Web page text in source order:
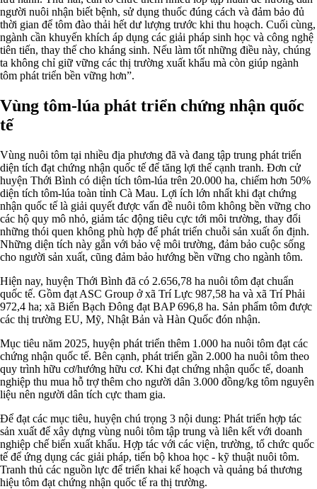
người nuôi nhận biết bệnh, sử dụng thuốc đúng cách và đảm bảo đủ
thời gian để tôm đào thải hết dư lượng trước khi thu hoạch. Cuối cùng,
ngành cần khuyến khích áp dụng các giải pháp sinh học và công nghệ
tiên tiến, thay thế cho kháng sinh. Nếu làm tốt những điều này, chúng
ta không chỉ giữ vững các thị trường xuất khẩu mà còn giúp ngành
tôm phát triển bền vững hơn”.
Vùng tôm-lúa phát triển chứng nhận quốc
tế
Vùng nuôi tôm tại nhiều địa phương đã và đang tập trung phát triển
diện tích đạt chứng nhận quốc tế để tăng lợi thế cạnh tranh. Đơn cử
huyện Thới Bình có diện tích tôm-lúa trên 20.000 ha, chiếm hơn 50%
diện tích tôm-lúa toàn tỉnh Cà Mau. Lợi ích lớn nhất khi đạt chứng
nhận quốc tế là giải quyết được vấn đề nuôi tôm không bền vững cho
các hộ quy mô nhỏ, giảm tác động tiêu cực tới môi trường, thay đổi
những thói quen không phù hợp để phát triển chuỗi sản xuất ổn định.
Những diện tích này gắn với bảo vệ môi trường, đảm bảo cuộc sống
cho người sản xuất, cũng đảm bảo hướng bền vững cho ngành tôm.
Hiện nay, huyện Thới Bình đã có 2.656,78 ha nuôi tôm đạt chuẩn
quốc tế. Gồm đạt ASC Group ở xã Trí Lực 987,58 ha và xã Trí Phải
972,4 ha; xã Biển Bạch Ðông đạt BAP 696,8 ha. Sản phẩm tôm được
các thị trường EU, Mỹ, Nhật Bản và Hàn Quốc đón nhận.
Mục tiêu năm 2025, huyện phát triển thêm 1.000 ha nuôi tôm đạt các
chứng nhận quốc tế. Bên cạnh, phát triển gần 2.000 ha nuôi tôm theo
quy trình hữu cơ/hướng hữu cơ. Khi đạt chứng nhận quốc tế, doanh
nghiệp thu mua hỗ trợ thêm cho người dân 3.000 đồng/kg tôm nguyên
liệu nên người dân tích cực tham gia.
Ðể đạt các mục tiêu, huyện chú trọng 3 nội dung: Phát triển hợp tác
sản xuất để xây dựng vùng nuôi tôm tập trung và liên kết với doanh
nghiệp chế biến xuất khẩu. Hợp tác với các viện, trường, tổ chức quốc
tế để ứng dụng các giải pháp, tiến bộ khoa học - kỹ thuật nuôi tôm.
Tranh thủ các nguồn lực để triển khai kế hoạch và quảng bá thương
hiệu tôm đạt chứng nhận quốc tế ra thị trường.